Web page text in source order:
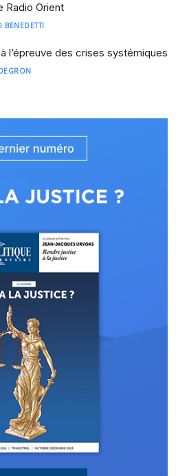
Radio Orient
BENEDETTI
à l’épreuve des crises systémiques